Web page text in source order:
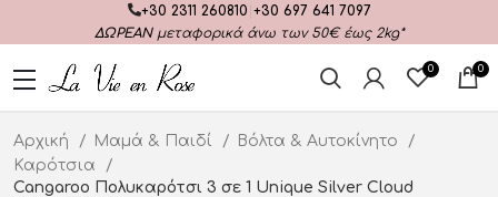
+30 2311 260810 +30 697 641 7097
ΔΩΡΕΑΝμεταφορικά άνω των 50€ έως 2kg*
0 0
Αρχική Μαμά & Παιδί
Βόλτα & Αυτοκίνητο
Καρότσια
Cangaroo Πολυκαρότσι 3 σε 1 Unique Silver Cloud